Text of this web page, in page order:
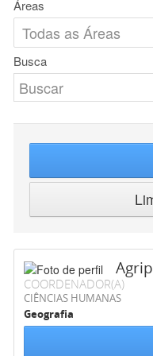
Áreas
Busca
COORDENADOR(A)
CIÊNCIAS HUMANAS
Geografia